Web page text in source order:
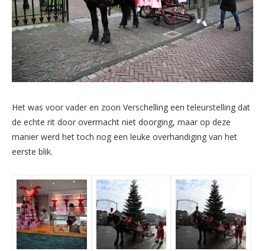
Het was voor vader en zoon Verschelling een teleurstelling dat
de echte rit door overmacht niet doorging, maar op deze
manier werd het toch nog een leuke overhandiging van het
eerste blik.